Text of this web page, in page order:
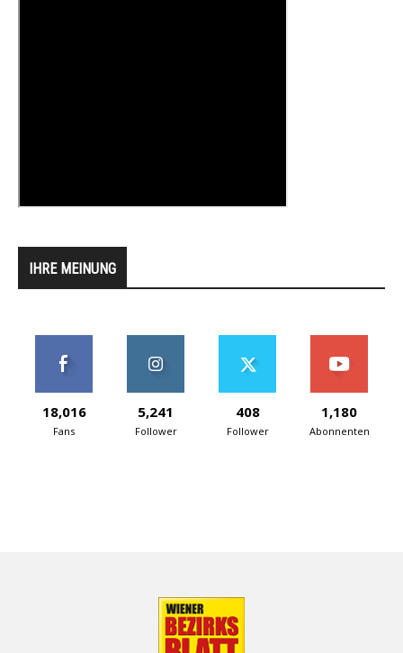
IHRE MEINUNG
18,016
Fans
5,241
Follower
408
Follower
1,180
Abonnenten